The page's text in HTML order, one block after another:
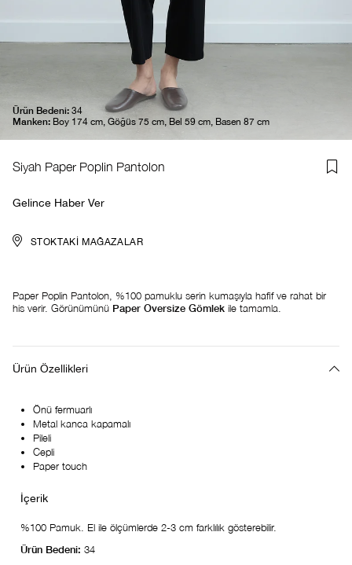
Ürün Bedeni: 34
Manken: Boy 174 cm, Göğüs 75 cm, Bel 59 cm, Basen 87 cm
Siyah Paper Poplin Pantolon
Gelince Haber Ver
STOKTAKI MAĞAZALAR
Paper Poplin Pantolon, %100 pamuklu serin kumaşıyla hafif ve rahat bir
his verir. Görünümünü Paper Oversize Gömlek ile tamamla.
Ürün Özellikleri
Önü fermuarlı
Metal kanca kapamalı
Pileli
Cepli
Paper touch
%100 Pamuk. El ile ölçümlerde 2-3 cm farklılık gösterebilir.
Ürün Bedeni: 34